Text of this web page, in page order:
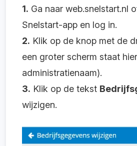
1. Ga naar web.snelstart.nl
Snelstart-app en log in.
2. Klik op de knop met de
een groter scherm staat
administratienaam).
3. Klik op de tekst
wijzigen.